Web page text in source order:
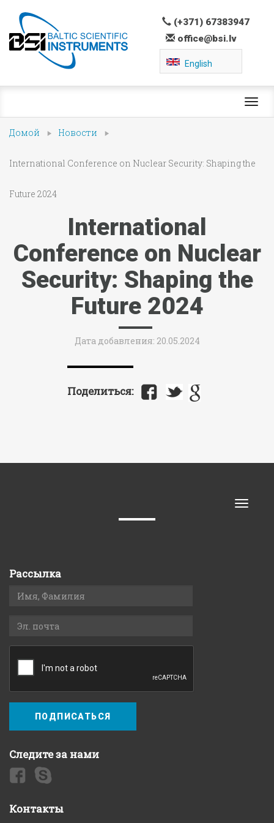
(+371) 67383947
office@bsi.lv
English
Домой Новости
International Conference on Nuclear Security: Shaping the
Future 2024
International
Conference on Nuclear
Security: Shaping the
Future 2024
Дата добавления: 20.05.2024
Поделиться:
Toggle
Рассылка
ПОДПИСАТЬСЯ
Следите за нами
Контакты